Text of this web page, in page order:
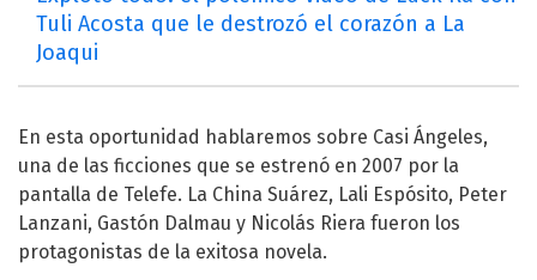
Tuli Acosta que le destrozó el corazón a La
Joaqui
En esta oportunidad hablaremos sobre Casi Ángeles,
una de las ficciones que se estrenó en 2007 por la
pantalla de Telefe. La China Suárez, Lali Espósito, Peter
Lanzani, Gastón Dalmau y Nicolás Riera fueron los
protagonistas de la exitosa novela.